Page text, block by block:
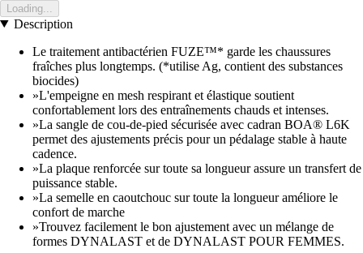
Loading...
Description
Le traitement antibactérien FUZE™* garde les chaussures
fraîches plus longtemps. (*utilise Ag, contient des substances
biocides)
»L'empeigne en mesh respirant et élastique soutient
confortablement lors des entraînements chauds et intenses.
»La sangle de cou-de-pied sécurisée avec cadran BOA® L6K
permet des ajustements précis pour un pédalage stable à haute
cadence.
»La plaque renforcée sur toute sa longueur assure un transfert de
puissance stable.
»La semelle en caoutchouc sur toute la longueur améliore le
confort de marche
»Trouvez facilement le bon ajustement avec un mélange de
formes DYNALAST et de DYNALAST POUR FEMMES.